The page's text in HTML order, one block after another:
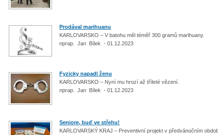
Prodával marihuanu
KARLOVARSKO – V batohu měl téměř 300 gramů marihuany.
nprap. Jan Bílek - 01.12.2023
Fyzicky napadl ženu
KARLOVARSKO – Nyní mu hrozí až tříleté vězení.
nprap. Jan Bílek - 01.12.2023
Seniore, buď ve střehu!
KARLOVARSKÝ KRAJ – Preventivní projekt v předvánočním